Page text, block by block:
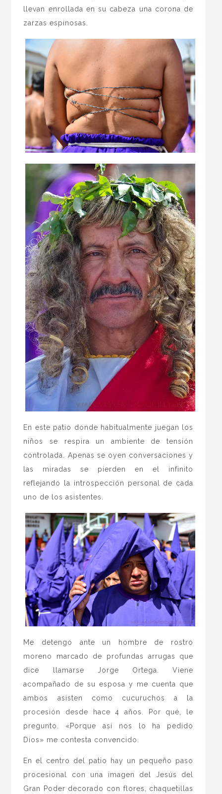
llevan enrollada en su cabeza una corona de
zarzas espinosas.
En este patio donde habitualmente juegan los
niños se respira un ambiente de tensión
controlada. Apenas se oyen conversaciones y
las miradas se pierden en el infinito
reflejando la introspección personal de cada
uno de los asistentes.
Me detengo ante un hombre de rostro
moreno marcado de profundas arrugas que
dice llamarse Jorge Ortega. Viene
acompañado de su esposa y me cuenta que
ambos asisten como cucuruchos a la
procesión desde hace 4 años. Por qué, le
pregunto. «Porque así nos lo ha pedido
Dios» me contesta convencido.
En el centro del patio hay un pequeño paso
procesional con una imagen del Jesús del
Gran Poder decorado con flores, chaquetillas